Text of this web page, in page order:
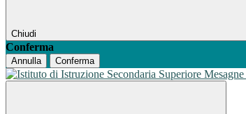
Chiudi
Conferma
Annulla Conferma